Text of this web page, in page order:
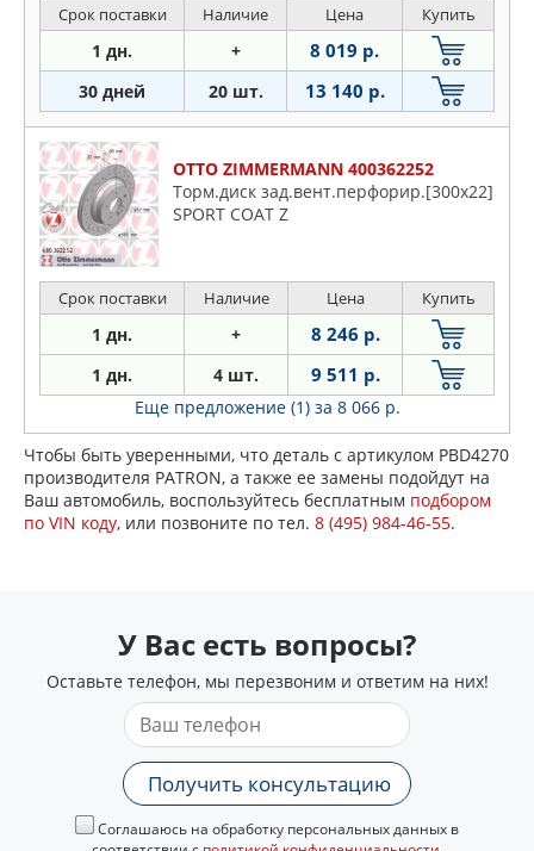
Срок поставки Наличие Цена Купить
1 дн. + 8 019 р.
30 дней 20 шт. 13 140 р.
OTTO ZIMMERMANN 400362252
Торм.диск зад.вент.перфорир.[300x22]
SPORT COAT Z
Срок поставки Наличие Цена Купить
1 дн. + 8 246 р.
1 дн. 4 шт. 9 511 р.
Еще предложение (1) за 8 066 р.
Чтобы быть уверенными, что деталь с артикулом PBD4270
производителя PATRON, а также ее замены подойдут на
Ваш автомобиль, воспользуйтесь бесплатным подбором
по VIN коду, или позвоните по тел. 8 (495) 984-46-55.
У Вас есть вопросы?
Оставьте телефон, мы перезвоним и ответим на них!
Получить консультацию
Соглашаюсь на обработку персональных данных в